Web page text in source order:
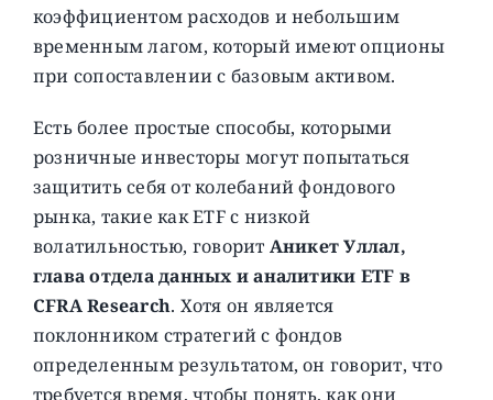
коэффициентом расходов и небольшим
временным лагом, который имеют опционы
при сопоставлении с базовым активом.
Есть более простые способы, которыми
розничные инвесторы могут попытаться
защитить себя от колебаний фондового
рынка, такие как ETF с низкой
волатильностью, говорит Аникет Уллал,
глава отдела данных и аналитики ETF в
CFRA Research. Хотя он является
поклонником стратегий с фондов
определенным результатом, он говорит, что
требуется время, чтобы понять, как они